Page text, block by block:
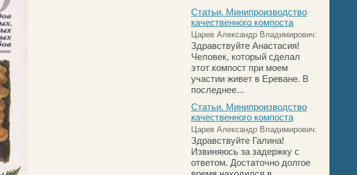
Статьи. Минипроизводство
качественного компоста
Царев Александр Владимирович:
Здравствуйте Анастасия!
Человек, который сделал
этот компост при моем
участии живет в Ереване. В
последнее...
Статьи. Минипроизводство
качественного компоста
Царев Александр Владимирович:
Здравствуйте Галина!
Извиняюсь за задержку с
ответом. Достаточно долгое